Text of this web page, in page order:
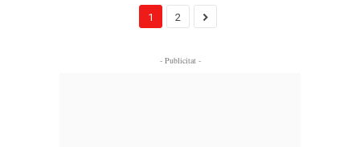
1 2
- Publicitat -